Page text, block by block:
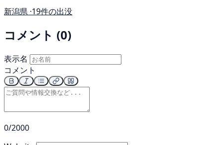
新潟県 ·19件の出没
コメント (0)
表示名
コメント
0/2000